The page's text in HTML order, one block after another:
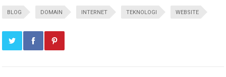
BLOG DOMAIN INTERNET TEKNOLOGI WEBSITE